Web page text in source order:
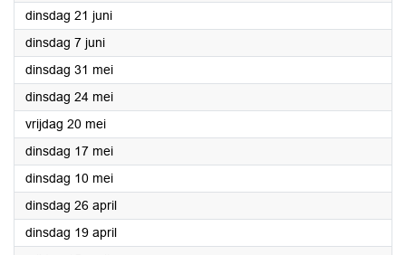
dinsdag 21 juni2022
dinsdag 7 juni2022
dinsdag 31 mei2022
dinsdag 24 mei2022
vrijdag 20 mei2022
dinsdag 17 mei2022
dinsdag 10 mei2022
dinsdag 26 april2022
dinsdag 19 april2022